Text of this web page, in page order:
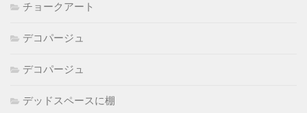
チョークアート
デコパージュ
デコパージュ
デッドスペースに棚